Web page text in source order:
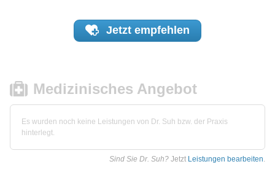
Jetzt empfehlen
Medizinisches Angebot
Es wurden noch keine Leistungen von Dr. Suh bzw. der Praxis
hinterlegt.
Sind Sie Dr. Suh? Jetzt Leistungen bearbeiten.